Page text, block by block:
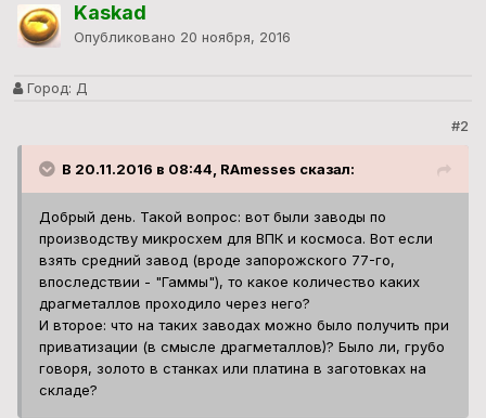
Kaskad
Опубликовано 20 ноября, 2016
Город: Д
#2
В 20.11.2016 в 08:44, RAmesses сказал:
Добрый день. Такой вопрос: вот были заводы по
производству микросхем для ВПК и космоса. Вот если
взять средний завод (вроде запорожского 77-го,
впоследствии - "Гаммы"), то какое количество каких
драгметаллов проходило через него?
И второе: что на таких заводах можно было получить при
приватизации (в смысле драгметаллов)? Было ли, грубо
говоря, золото в станках или платина в заготовках на
складе?